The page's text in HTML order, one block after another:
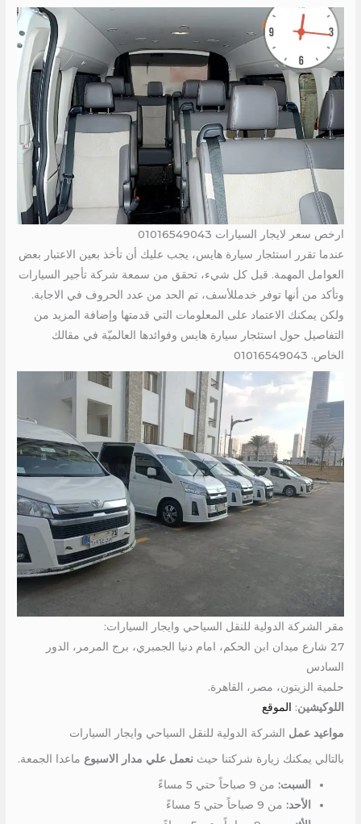
ارخص سعر لايجار السيارات 01016549043
عندما تقرر استئجار سيارة هايس، يجب عليك أن تأخذ بعين الاعتبار بعض
العوامل المهمة. قبل كل شيء، تحقق من سمعة شركة تأجير السيارات
وتأكد من أنها توفر خدمللأسف، تم الحد من عدد الحروف في الاجابة.
ولكن يمكنك الاعتماد على المعلومات التي قدمتها وإضافة المزيد من
التفاصيل حول استئجار سيارة هايس وفوائدها العالميّة في مقالك
الخاص. 01016549043
مقر الشركة الدولية للنقل السياحي وايجار السيارات:
27 شارع ميدان ابن الحكم، امام دنيا الجمبري، برج المرمر، الدور
السادس
حلمية الزيتون، مصر، القاهرة.
اللوكيشين: الموقع
مواعيد عمل الشركة الدولية للنقل السياحي وايجار السيارات
بالتالي يمكنك زيارة شركتنا حيثنعمل علي مدار الاسبوع ماعدا الجمعة.
السبت: من 9 صباحاً حتي 5 مساءً
الأحد: من 9 صباحاً حتي 5 مساءً